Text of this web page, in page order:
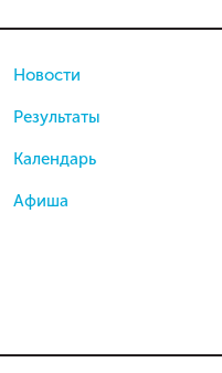
Новости
Результаты
Календарь
Афиша